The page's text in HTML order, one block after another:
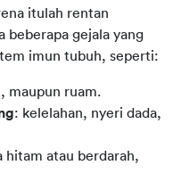
itulah rentan
beberapa gejala yang
imun tubuh, seperti:
maupun ruam.
: kelelahan, nyeri dada,
hitam atau berdarah,